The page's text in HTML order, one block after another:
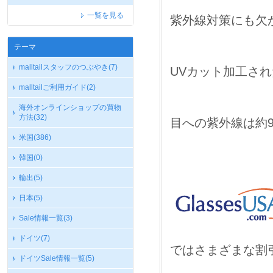
一覧を見る
テーマ
malltailスタッフのつぶやき(7)
malltailご利用ガイド(2)
海外オンラインショップの買物
方法(32)
米国(386)
韓国(0)
輸出(5)
日本(5)
Sale情報一覧(3)
ドイツ(7)
ドイツSale情報一覧(5)
紫外線対策にも欠
UVカット加工さ
目への紫外線は約
ではさまざまな割